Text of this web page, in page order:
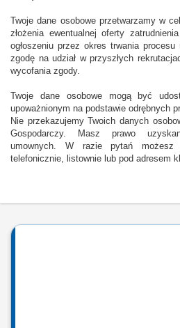
Twoje dane osobowe przetwarzamy w
złożenia ewentualnej oferty
ogłoszeniu przez okres trwania
zgodę na udział w przyszłych
wycofania zgody.
Twoje dane osobowe mogą być
upoważnionym na podstawie odrębnych
Nie przekazujemy Twoich danych
Gospodarczy. Masz prawo
umownych. W razie pytań
telefonicznie, listownie lub pod adresem